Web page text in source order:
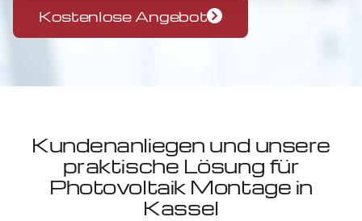
Kostenlose Angebot
Kundenanliegen und unsere
praktische Lösung für
Photovoltaik Montage in
Kassel